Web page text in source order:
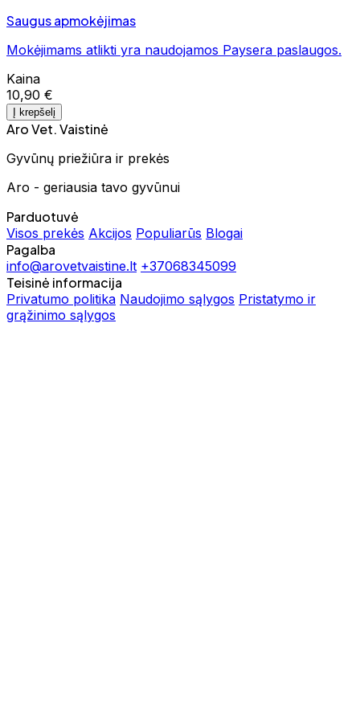
Saugus apmokėjimas
Mokėjimams atlikti yra naudojamos Paysera paslaugos.
Kaina
10,90 €
Į krepšelį
Aro Vet. Vaistinė
Gyvūnų priežiūra ir prekės
Aro - geriausia tavo gyvūnui
Parduotuvė
Visos prekės Akcijos Populiarūs Blogai
Pagalba
info@arovetvaistine.lt +37068345099
Teisinė informacija
Privatumo politika Naudojimo sąlygos Pristatymo ir
grąžinimo sąlygos